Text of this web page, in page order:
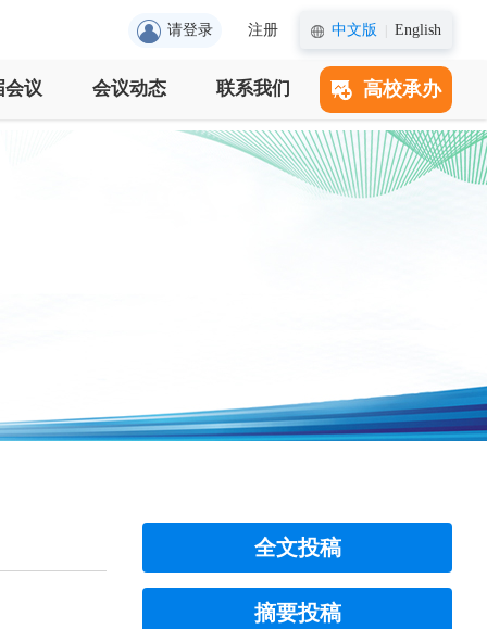
请登录 注册 中文版 English
会议 会议动态 联系我们 高校承办
全文投稿
摘要投稿